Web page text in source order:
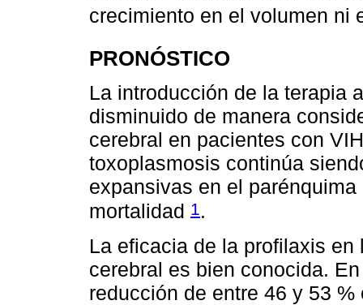
crecimiento en el volumen
PRONÓSTICO
La introducción de la terapia
disminuido de manera
cerebral en pacientes con
toxoplasmosis continúa
expansivas en el
mortalidad 1 .
La eficacia de la profilaxis
cerebral es bien conocida.
reducción de entre 46 y 53